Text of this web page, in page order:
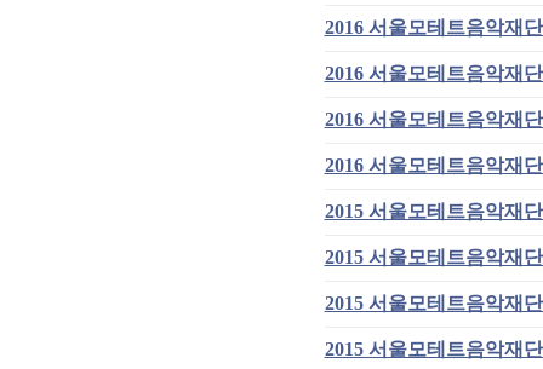
2016 서울모테트음악재
2016 서울모테트음악재
2016 서울모테트음악재
2016 서울모테트음악재
2015 서울모테트음악재
2015 서울모테트음악재
2015 서울모테트음악재
2015 서울모테트음악재